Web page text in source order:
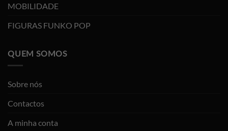
MOBILIDADE
FIGURAS FUNKO POP
QUEM SOMOS
Sobre nós
Contactos
A minha conta